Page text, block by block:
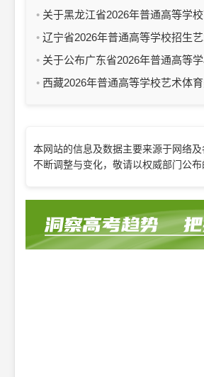
关于黑龙江省2026年普通高等学
作有关事宜的通知
辽宁省2026年普通高等学校招生
知关于公布广东省2026年普通高等
业生统一考试时间的通知
西藏2026年普通高等学校艺术体
本网站的信息及数据主要来源于网络
不断调整与变化，敬请以权威部门公布